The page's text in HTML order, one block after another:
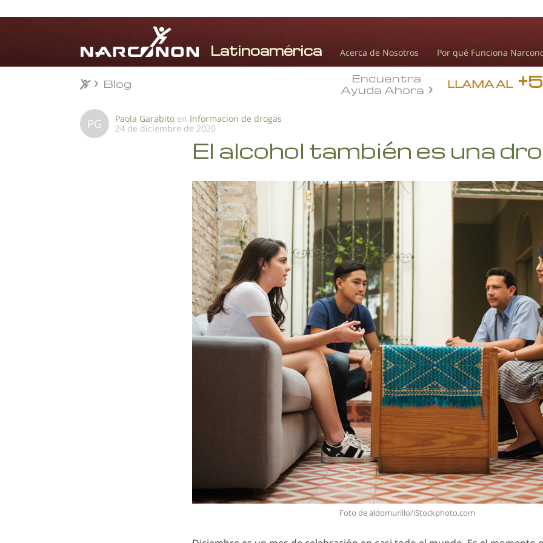
Acerca de Nosotros Por qué Funciona
LLAMA AL
Encuentra
Ayuda Ahora
Blog
PG Paola Garabito en Informacion de drogas
24 de diciembre de 2020
El alcohol también es una
Foto de aldomurillo/iStockphoto.com
Blog